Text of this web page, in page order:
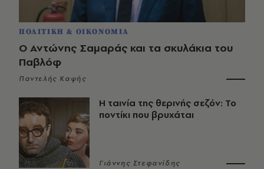
ΠΟΛΙΤΙΚΗ & ΟΙΚΟΝΟΜΙΑ
Ο Αντώνης Σαμαράς και τα σκυλάκια του
Παβλόφ
Παντελής Καψής
Η ταινία της θερινής σεζόν: Το
ποντίκι που βρυχάται
Γιάννης Στεφανίδης